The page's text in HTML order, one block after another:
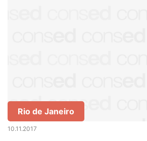
Rio de Janeiro
10.11.2017